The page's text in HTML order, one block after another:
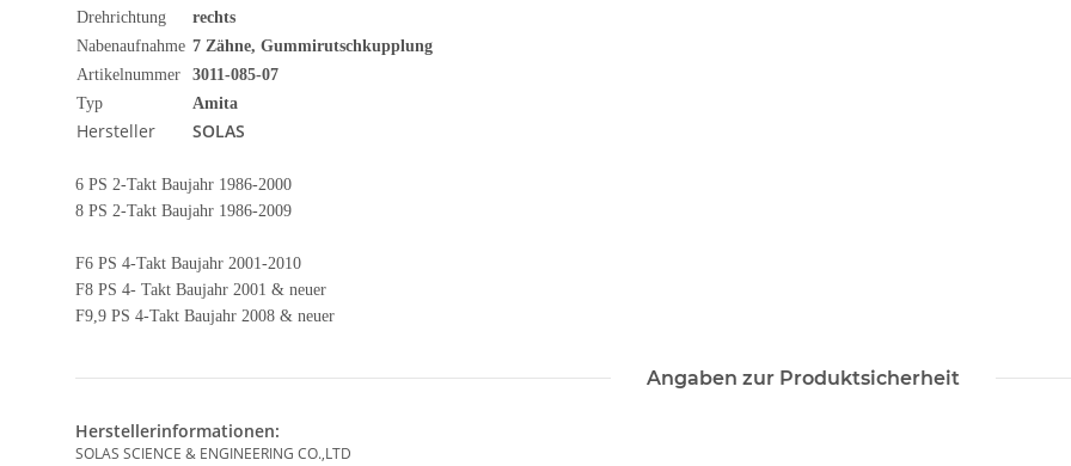
Drehrichtung
rechts
Nabenaufnahme 7 Zähne, Gummirutschkupplung
Artikelnummer
3011-085-07
Typ
Amita
Hersteller SOLAS
6 PS 2-Takt Baujahr 1986-2000
8 PS 2-Takt Baujahr 1986-2009
F6 PS 4-Takt Baujahr 2001-2010
F8 PS 4- Takt Baujahr 2001 & neuer
F9,9 PS 4-Takt Baujahr 2008 & neuer
Angaben zur Produktsicherheit
Herstellerinformationen:
SOLAS SCIENCE & ENGINEERING CO.,LTD